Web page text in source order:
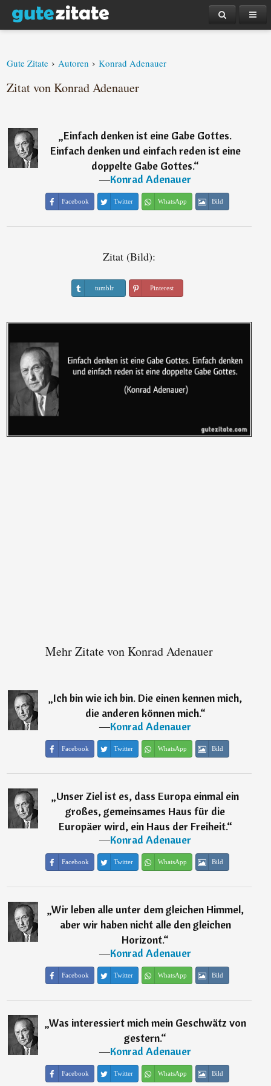
Gute Zitate › Autoren › Konrad Adenauer
Zitat von Konrad Adenauer
„Einfach denken ist eine Gabe Gottes.
Einfach denken und einfach reden ist eine
doppelte Gabe Gottes.“
―Konrad Adenauer
Facebook Twitter WhatsApp Bild
Zitat (Bild):
tumblr Pinterest
Mehr Zitate von Konrad Adenauer
„Ich bin wie ich bin. Die einen kennen mich,
die anderen können mich.“
―Konrad Adenauer
Facebook Twitter WhatsApp Bild
„Unser Ziel ist es, dass Europa einmal ein
großes, gemeinsames Haus für die
Europäer wird, ein Haus der Freiheit.“
―Konrad Adenauer
Facebook Twitter WhatsApp Bild
„Wir leben alle unter dem gleichen Himmel,
aber wir haben nicht alle den gleichen
Horizont.“
―Konrad Adenauer
Facebook Twitter WhatsApp Bild
„Was interessiert mich mein Geschwätz von
gestern.“
―Konrad Adenauer
Facebook Twitter WhatsApp Bild